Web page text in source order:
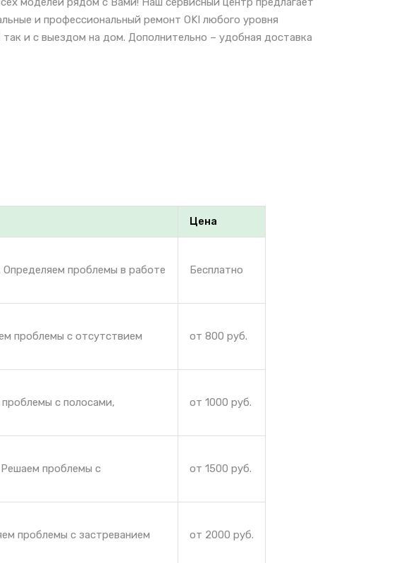
и профессиональный ремонт OKI любого уровня
и с выездом на дом. Дополнительно – удобная доставка
Цена
Определяем проблемы в работе
Бесплатно
проблемы с отсутствием
от 800 руб.
с полосами,
от 1000 руб.
Решаем проблемы с
от 1500 руб.
проблемы с застреванием
от 2000 руб.